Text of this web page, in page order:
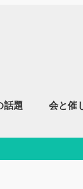
話題 会と催